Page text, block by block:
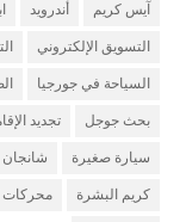
آيس كريم أندرويد
التسويق الإلكتروني
السياحة في جورجيا
بحث جوجل تجديد
سيارة صغيرة شانجان
كريم البشرة محركات